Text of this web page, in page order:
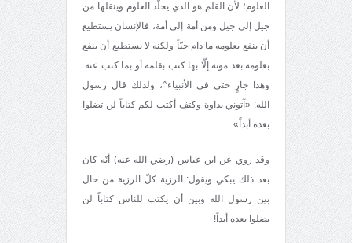
العلوم؛ لأن القلم هو الذي يخلّد العلوم وينقلها من
جيل إلى جيل ومن أمة إلى أمة، فالإنسان يستطيع
أن ينفع بعلومه ما دام حيّاً ولكنه لا يستطيع أن ينفع
بعلومه بعد موته إلّا بها كتب بقلمه أو بما كتب عنه.
وهذا جارٍ حتى في الأنبياء^، ولذلك قال رسول
الله: «آتوني بداوة وكتف أكتب لكم كتاباً لن تضلوا
بعده أبداً».
وقد روي عن ابن عباس (رضي الله عنه) أنّه كان
بعد ذلك يبكي ويقول: الرزية كلّ الرزية من حال
بين رسول الله وبين أن يكتب للناس كتاباً لن
يضلوا بعده أبداً!